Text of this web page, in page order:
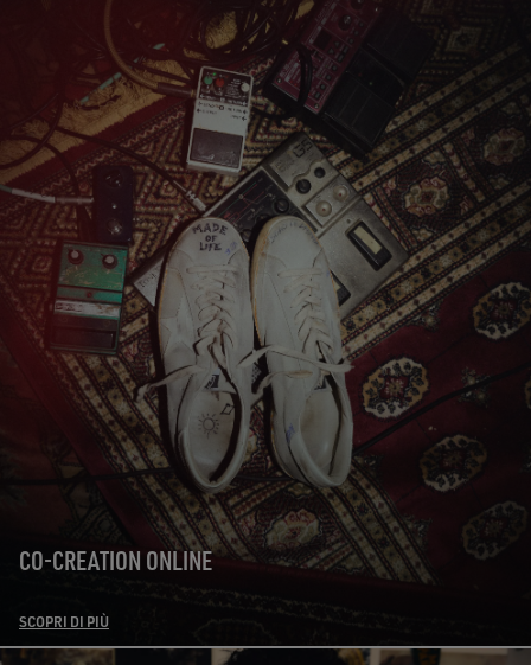
CO-CREATION ONLINE
SCOPRI DI PIÙ